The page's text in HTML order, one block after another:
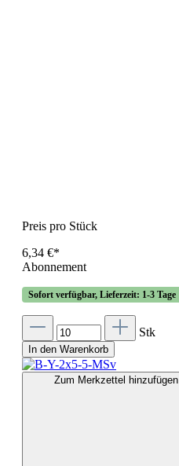
Preis pro Stück
6,34 €*
Abonnement
Sofort verfügbar, Lieferzeit: 1-3 Tage
Stk
In den Warenkorb
Zum Merkzettel hinzufügen